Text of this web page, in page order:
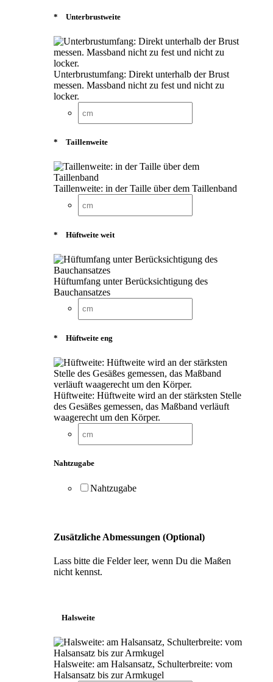
* Unterbrustweite
Unterbrustumfang: Direkt unterhalb der Brust
messen. Massband nicht zu fest und nicht zu
locker.
* Taillenweite
Taillenweite: in der Taille über dem Taillenband
* Hüftweite weit
Hüftumfang unter Berücksichtigung des
Bauchansatzes
* Hüftweite eng
Hüftweite: Hüftweite wird an der stärksten Stelle
des Gesäßes gemessen, das Maßband verläuft
waagerecht um den Körper.
Nahtzugabe
Nahtzugabe
Zusätzliche Abmessungen (Optional)
Lass bitte die Felder leer, wenn Du die Maßen
nicht kennst.
Halsweite
Halsweite: am Halsansatz, Schulterbreite: vom
Halsansatz bis zur Armkugel